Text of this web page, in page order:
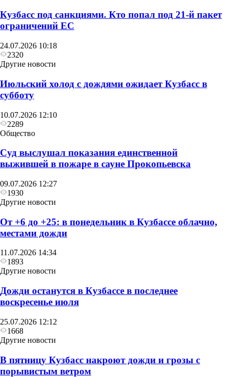
Кузбасс под санкциями. Кто попал под 21‑й пакет
ограничений ЕС
24.07.2026 10:18
2320
Другие новости
Июльский холод с дождями ожидает Кузбасс в
субботу
10.07.2026 12:10
2289
Общество
Суд выслушал показания единственной
выжившей в пожаре в сауне Прокопьевска
09.07.2026 12:27
1930
Другие новости
От +6 до +25: в понедельник в Кузбассе облачно,
местами дожди
11.07.2026 14:34
1893
Другие новости
Дожди останутся в Кузбассе в последнее
воскресенье июля
25.07.2026 12:12
1668
Другие новости
В пятницу Кузбасс накроют дожди и грозы с
порывистым ветром